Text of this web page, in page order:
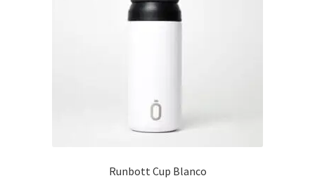
Runbott Cup Blanco